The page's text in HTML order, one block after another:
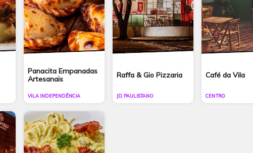
Panacita Empanadas
Artesanais
VILA INDEPENDÊNCIA
Raffa & Gio Pizzaria
JD. PAULISTANO
Café da Vila
CENTRO